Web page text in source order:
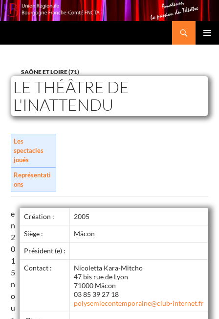
Union Régionale Bourgogne Franche-Comté FNCTA
SAÔNE ET LOIRE (71)
LE THÉÂTRE DE
L'INATTENDU
Les
spectacles
joués
Représentati
ons
Création : 2005
Siège : Mâcon
Président (e) :
Contact :
Nicoletta Kara-Mitcho
47 bis rue de Lyon
71000 Mâcon
03 85 39 27 18
polysemiecontemporaine@club-internet.fr
e
n
2
0
1
5
n
o
u